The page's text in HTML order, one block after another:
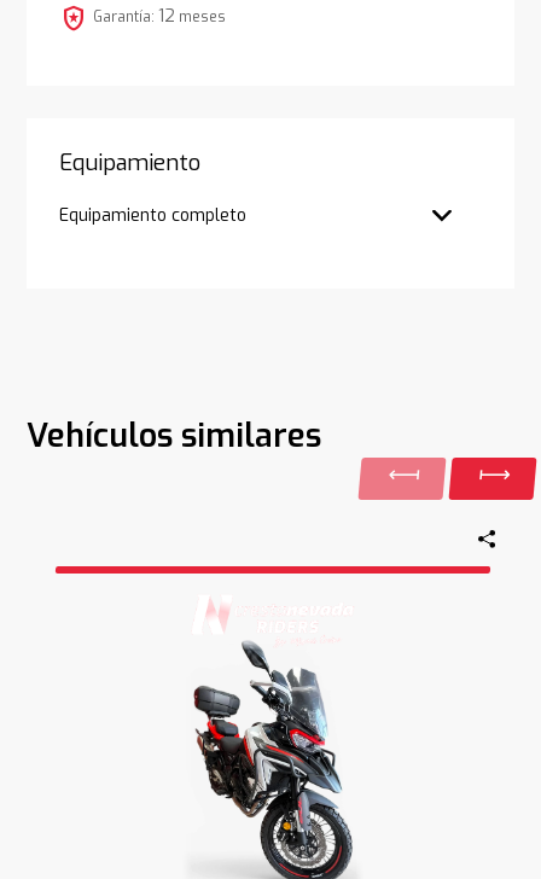
local_police Garantía: 12 meses
Equipamiento
Equipamiento completo
Vehículos similares